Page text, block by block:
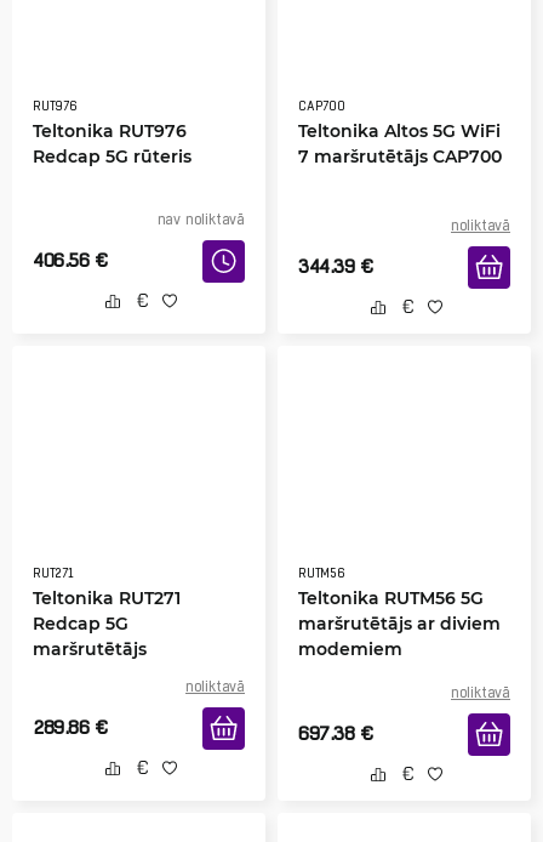
RUT976
Teltonika RUT976
Redcap 5G rūteris
nav noliktavā
406.56 €
CAP700
Teltonika Altos 5G WiFi
7 maršrutētājs CAP700
noliktavā
344.39 €
RUT271
Teltonika RUT271
Redcap 5G
maršrutētājs
noliktavā
289.86 €
RUTM56
Teltonika RUTM56 5G
maršrutētājs ar diviem
modemiem
noliktavā
697.38 €